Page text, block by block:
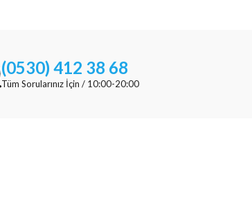
(0530) 412 38 68
Tüm Sorularınız İçin / 10:00-20:00